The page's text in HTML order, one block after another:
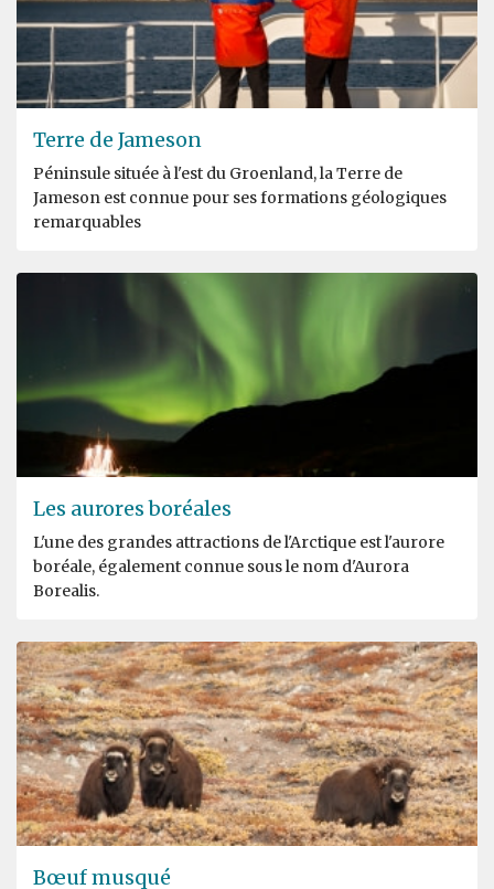
Terre de Jameson
Péninsule située à l'est du Groenland, la Terre de
Jameson est connue pour ses formations géologiques
remarquables
Les aurores boréales
L'une des grandes attractions de l'Arctique est l'aurore
boréale, également connue sous le nom d'Aurora
Borealis.
Bœuf musqué